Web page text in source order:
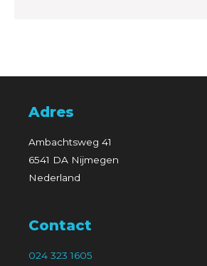
Adres
Ambachtsweg 41
6541 DA Nijmegen
Nederland
Contact
024 323 1605